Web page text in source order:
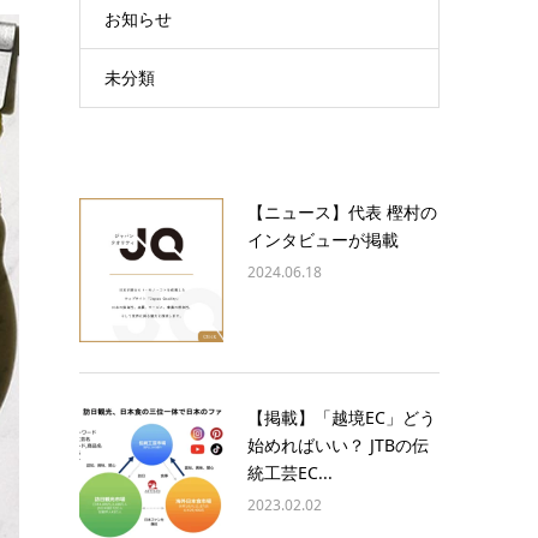
お知らせ
未分類
【ニュース】代表 樫村の
インタビューが掲載
2024.06.18
【掲載】「越境EC」どう
始めればいい？ JTBの伝
統工芸EC...
2023.02.02